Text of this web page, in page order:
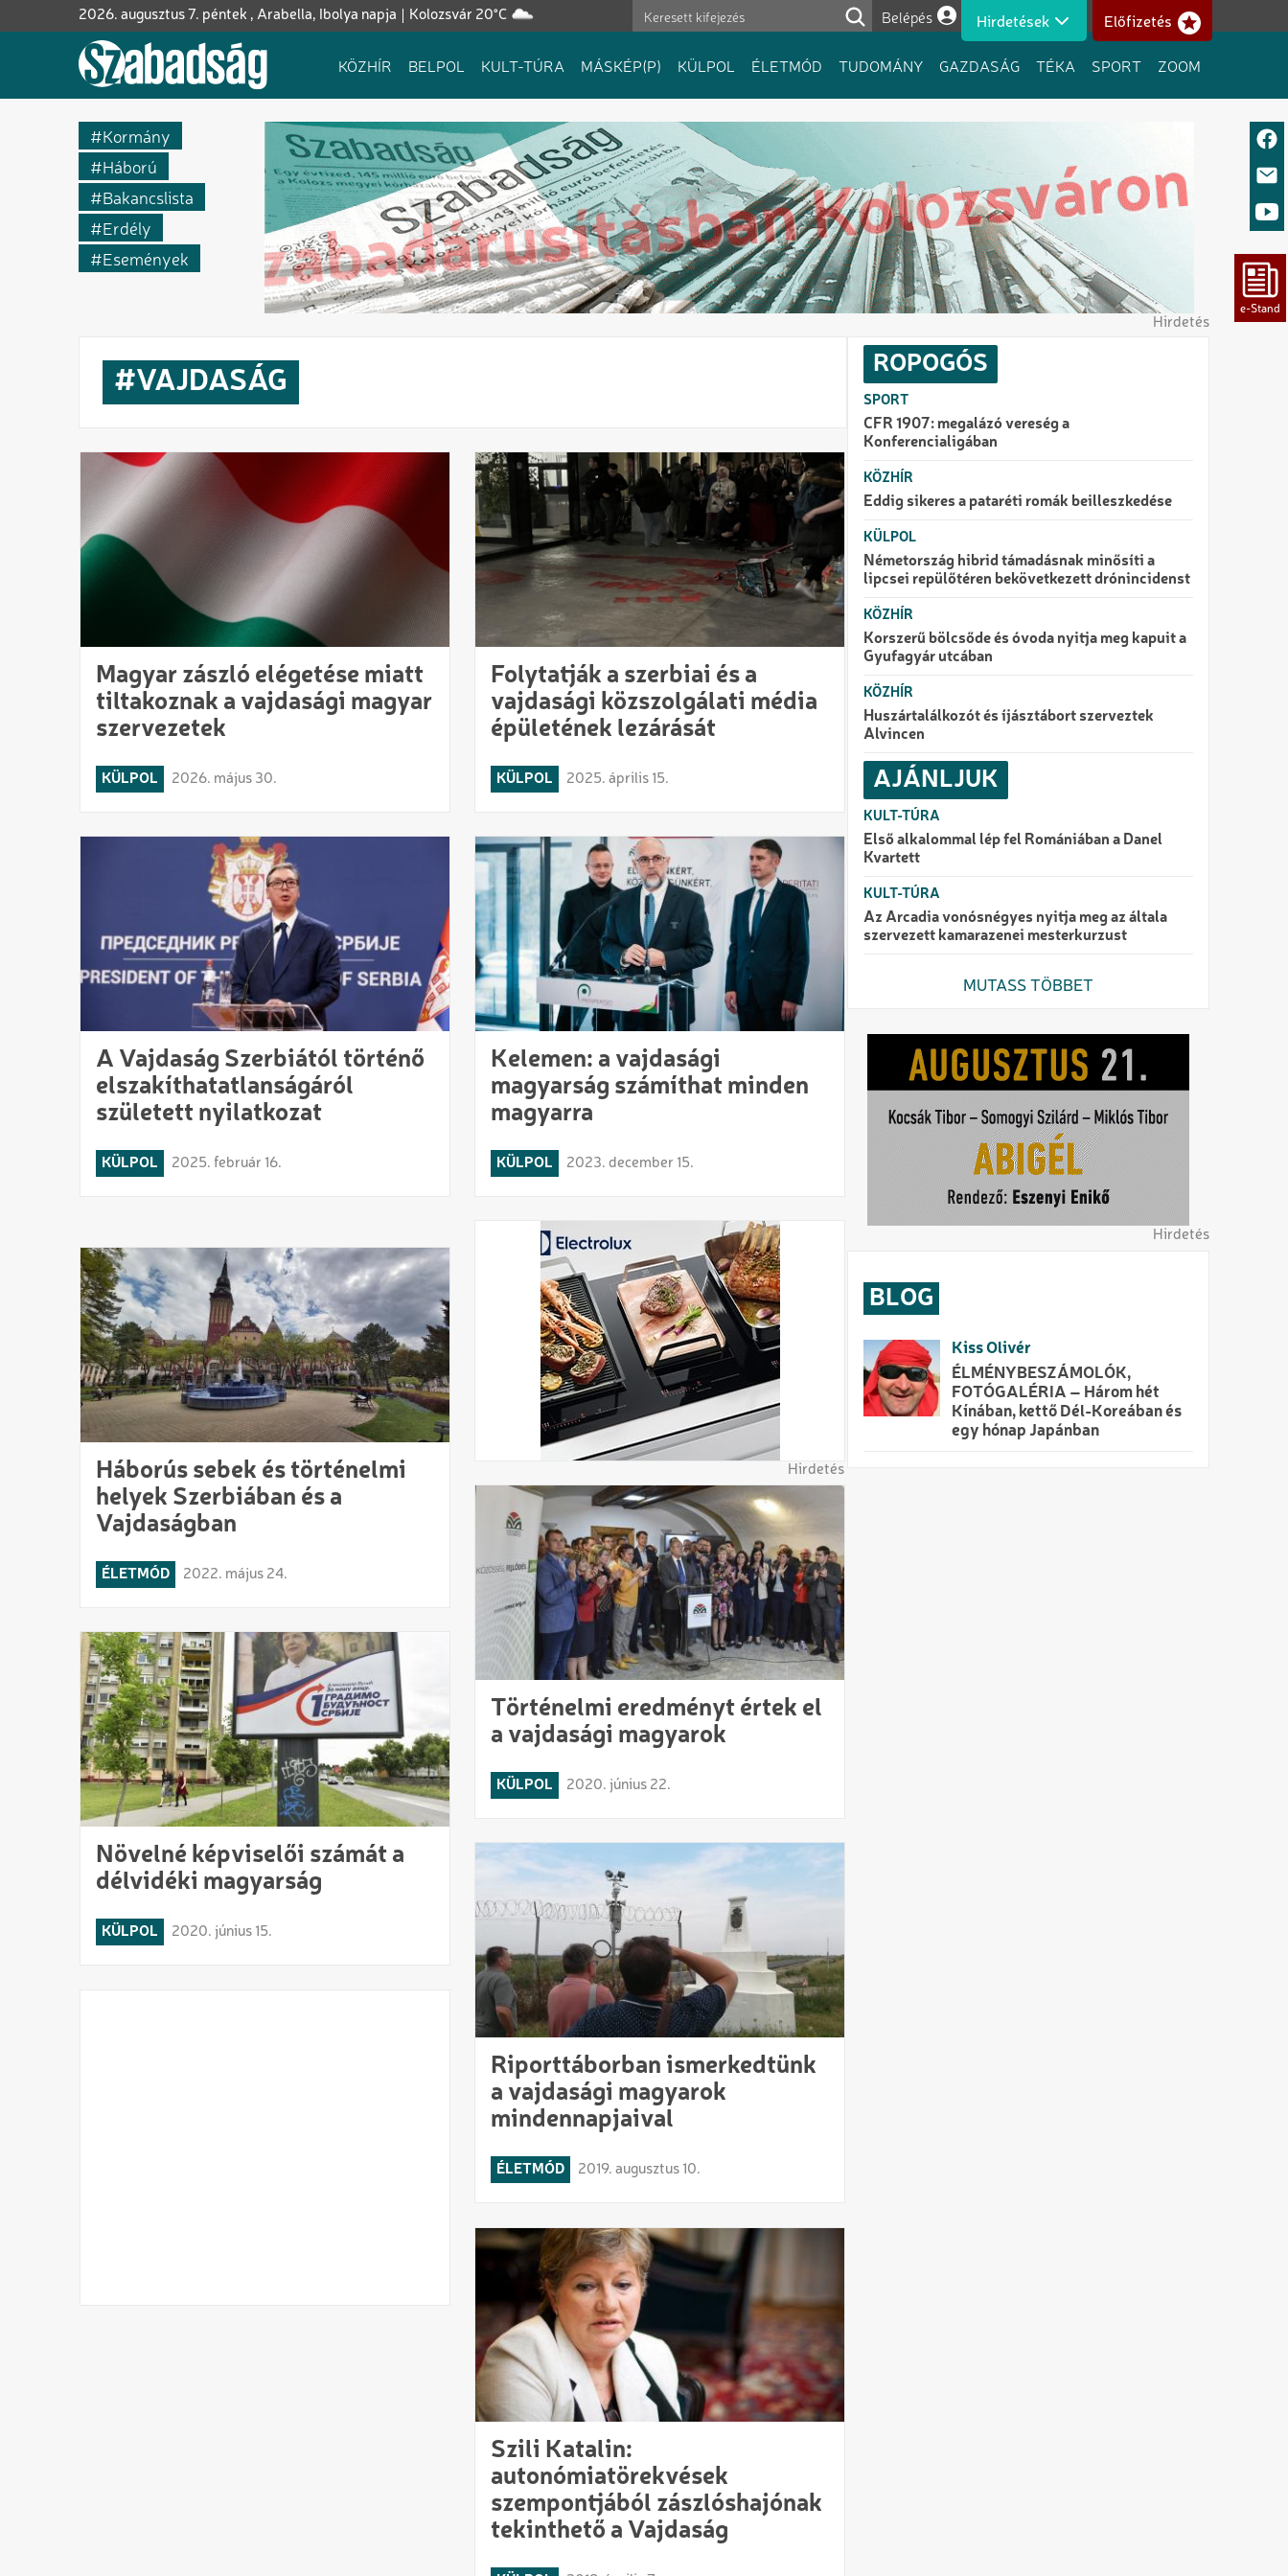
a
Kolozsvár 20°C
2026. augusztus 7. péntek , Arabella, Ibolya napja
Felhasználói fiók menüje
Belépés Hirdetések Előfizetés
Fő
KÖZHÍR BELPOL KULT-TÚRA MÁSKÉP(P) KÜLPOL ÉLETMÓD TUDOMÁNY GAZDASÁG TÉKA SPORT ZOOM
Kormány
Háború
Bakancslista
Erdély
Események
Hirdetés
VAJDASÁG
Magyar zászló elégetése miatt
tiltakoznak a vajdasági magyar
szervezetek
KÜLPOL 2026. május 30.
Folytatják a szerbiai és a
vajdasági közszolgálati média
épületének lezárását
KÜLPOL 2025. április 15.
A Vajdaság Szerbiától történő
elszakíthatatlanságáról
született nyilatkozat
KÜLPOL 2025. február 16.
Kelemen: a vajdasági
magyarság számíthat minden
magyarra
KÜLPOL 2023. december 15.
Hirdetés
Háborús sebek és történelmi
helyek Szerbiában és a
Vajdaságban
ÉLETMÓD 2022. május 24.
Történelmi eredményt értek el
a vajdasági magyarok
KÜLPOL 2020. június 22.
Növelné képviselői számát a
délvidéki magyarság
KÜLPOL 2020. június 15.
Riporttáborban ismerkedtünk
a vajdasági magyarok
mindennapjaival
ÉLETMÓD 2019. augusztus 10.
Szili Katalin:
autonómiatörekvések
szempontjából zászlóshajónak
tekinthető a Vajdaság
ROPOGÓS
SPORT
CFR 1907: megalázó vereség a
Konferencialigában
KÖZHÍR
Eddig sikeres a pataréti romák beilleszkedése
KÜLPOL
Németország hibrid támadásnak minősíti a
lipcsei repülőtéren bekövetkezett drónincidenst
KÖZHÍR
Korszerű bölcsőde és óvoda nyitja meg kapuit a
Gyufagyár utcában
KÖZHÍR
Huszártalálkozót és íjásztábort szerveztek
Alvincen
AJÁNLJUK
KULT-TÚRA
Első alkalommal lép fel Romániában a Danel
Kvartett
KULT-TÚRA
Az Arcadia vonósnégyes nyitja meg az általa
szervezett kamarazenei mesterkurzust
MUTASS TÖBBET
Hirdetés
BLOG
Kiss Olivér
ÉLMÉNYBESZÁMOLÓK,
FOTÓGALÉRIA – Három hét
Kínában, kettő Dél-Koreában és
egy hónap Japánban